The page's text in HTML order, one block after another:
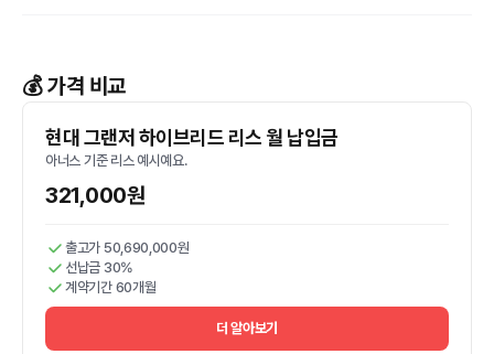
💰 가격 비교
현대 그랜저 하이브리드 리스 월 납입금
아너스 기준 리스 예시예요.
321,000원
출고가 50,690,000원
선납금 30%
계약기간 60개월
더 알아보기